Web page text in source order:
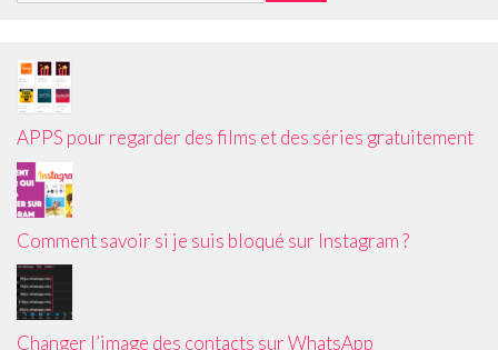
APPS pour regarder des films et des séries gratuitement
Comment savoir si je suis bloqué sur Instagram ?
Changer l’image des contacts sur WhatsApp